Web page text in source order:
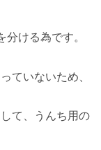
ける為です。
ていないため、
て、うんち用の